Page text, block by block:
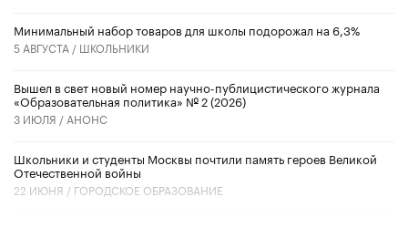
Минимальный набор товаров для школы подорожал на 6,3%
5 АВГУСТА / ШКОЛЬНИКИ
Вышел в свет новый номер научно-публицистического журнала
«Образовательная политика» № 2 (2026)
3 ИЮЛЯ / АНОНС
Школьники и студенты Москвы почтили память героев Великой
Отечественной войны
22 ИЮНЯ / ГОРОДСКОЕ ОБРАЗОВАНИЕ